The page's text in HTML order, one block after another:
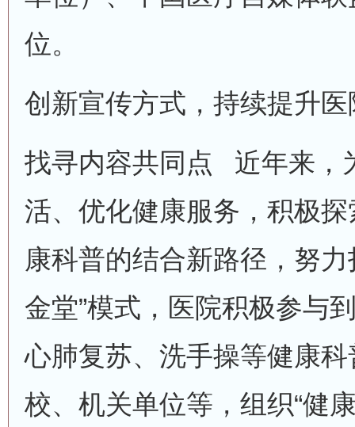
位。
创新宣传方式，持续提升
找寻内容共同点 近年来，
活、优化健康服务，积极
康科普的结合新路径，努
金堂”模式，医院积极参与
心肺复苏、洗手操等健康
校、机关单位等，组织“健